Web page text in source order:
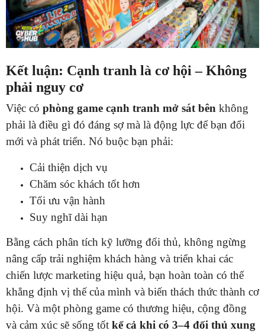
Kết luận: Cạnh tranh là cơ hội – Không
phải nguy cơ
Việc có phòng game cạnh tranh mở sát bên không
phải là điều gì đó đáng sợ mà là động lực để bạn đổi
mới và phát triển. Nó buộc bạn phải:
Cải thiện dịch vụ
Chăm sóc khách tốt hơn
Tối ưu vận hành
Suy nghĩ dài hạn
Bằng cách phân tích kỹ lưỡng đối thủ, không ngừng
nâng cấp trải nghiệm khách hàng và triển khai các
chiến lược marketing hiệu quả, bạn hoàn toàn có thể
khẳng định vị thế của mình và biến thách thức thành cơ
hội. Và một phòng game có thương hiệu, cộng đồng
và cảm xúc sẽ sống tốt kể cả khi có 3–4 đối thủ xung